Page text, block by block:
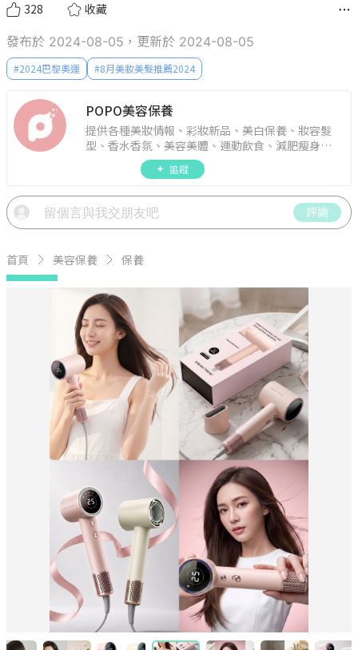
328 收藏
發布於 2024-08-05，更新於 2024-08-05
#2024巴黎奧運 #8月美妝美髮推薦2024
POPO美容保養
提供各種美妝情報、彩妝新品、美白保養、妝容髮
型、香水香氛、美容美體、運動飲食、減肥瘦身、
週年慶資訊。
追蹤
評論
首頁 美容保養 保養